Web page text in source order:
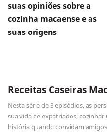
suas opiniões sobre a
cozinha macaense e as
suas origens
Receitas Caseiras
Nesta série de 3 episódios, as
sua vida de expatriados,
história quando convidam